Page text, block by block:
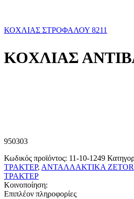
ΚΟΧΛΙΑΣ ΣΤΡΟΦΑΛΟΥ 8211
ΚΟΧΛΙΑΣ
950303
Κωδικός προϊόντος: 11-10-1249
ΤΡΑΚΤΕΡ, ΑΝΤΑΛΛΑΚΤΙΚΑ ZETOR
ΤΡΑΚΤΕΡ
Κοινοποίηση:
Επιπλέον πληροφορίες